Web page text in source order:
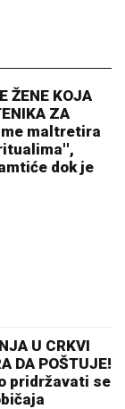
ŽENE KOJA
ZA
me maltretira
dok je
U CRKVI
DA POŠTUJE!
pridržavati se